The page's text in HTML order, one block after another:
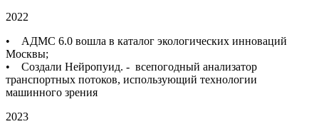
2022
• АДМС 6.0 вошла в каталог экологических инноваций
Москвы;
• Создали Нейропуид. - всепогодный анализатор
транспортных потоков, использующий технологии
машинного зрения
2023